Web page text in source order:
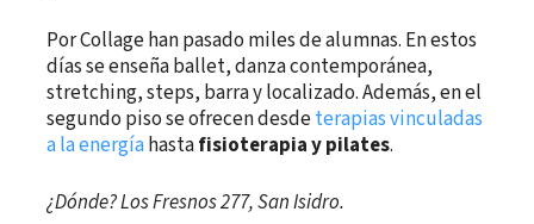
Por Collage han pasado miles de alumnas. En estos
días se enseña ballet, danza contemporánea,
stretching, steps, barra y localizado. Además, en el
segundo piso se ofrecen desdeterapias vinculadas
a la energíahastafisioterapia y pilates.
¿Dónde? Los Fresnos 277, San Isidro.